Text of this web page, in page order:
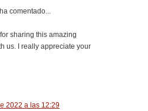
comentado...
sharing this amazing
us. I really appreciate your
2022 a las 12:29